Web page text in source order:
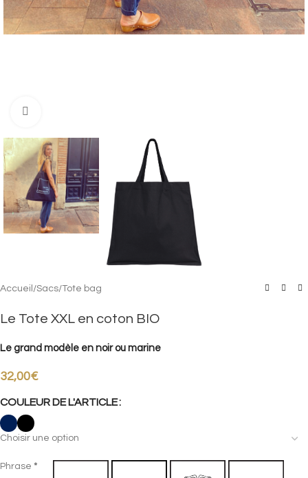
Accueil /Sacs/Tote bag
Le Tote XXL en coton BIO
Le grand modèle en noir ou marine
32,00€
COULEUR DE L'ARTICLE
Section
Phrase *